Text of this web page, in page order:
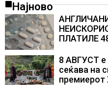
Најново
ПЛАТИЛЕ
само
потребни
8 АВГУСТ е
сеќава на
премиерот